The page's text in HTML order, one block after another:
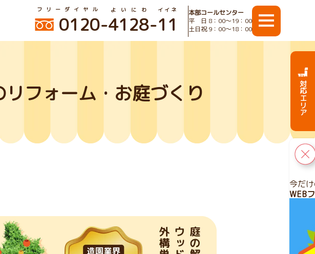
0120
フリーダイヤル
-4128
よいにわ
-11
イイネ
本部コールセンター
平 日 8：00〜19：00
土日祝 9：00〜18：00
フォーム・お庭づくり 対応エリア
今だ
WEB